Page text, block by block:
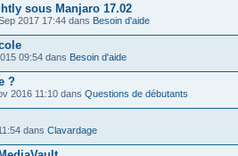
sous Manjaro 17.02
2017 17:44 dans Besoin d'aide
09:54 dans Besoin d'aide
?
2016 11:10 dans Questions de débutants
dans Clavardage